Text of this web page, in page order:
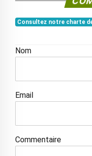
Consultez notre charte
Nom
Email
Commentaire